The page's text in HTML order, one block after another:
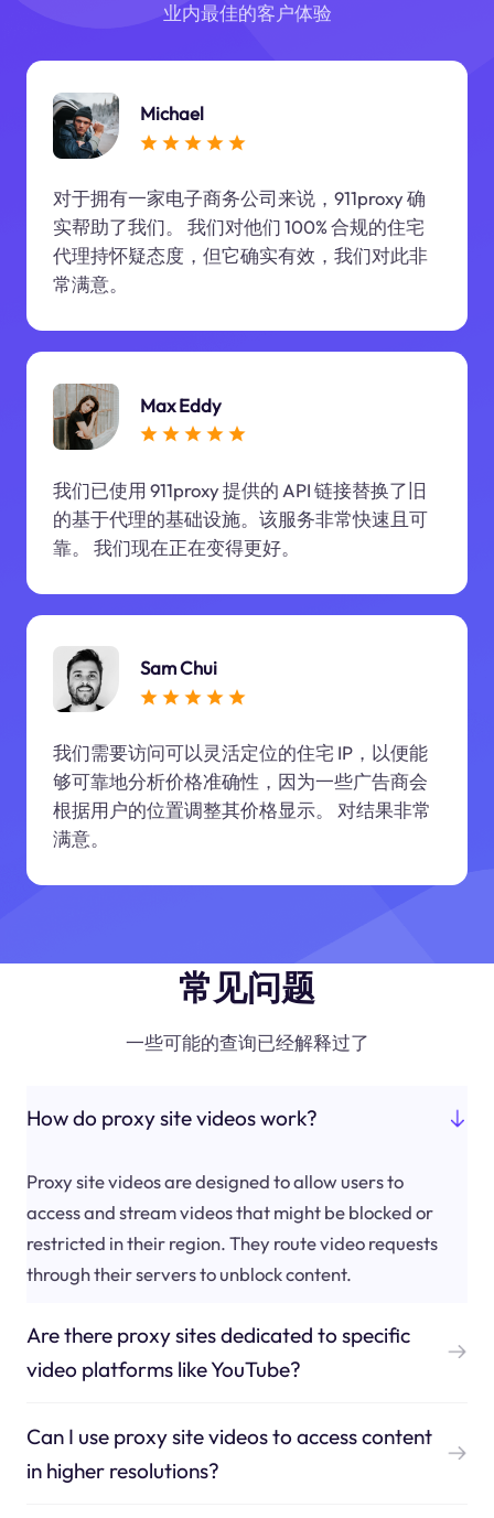
业内最佳的客户体验
Michael
对于拥有一家电子商务公司来说，911proxy 确
实帮助了我们。 我们对他们 100% 合规的住宅
代理持怀疑态度，但它确实有效，我们对此非
常满意。
Max Eddy
我们已使用 911proxy 提供的 API 链接替换了旧
的基于代理的基础设施。该服务非常快速且可
靠。 我们现在正在变得更好。
Sam Chui
我们需要访问可以灵活定位的住宅 IP，以便能
够可靠地分析价格准确性，因为一些广告商会
根据用户的位置调整其价格显示。 对结果非常
满意。
常见问题
一些可能的查询已经解释过了
How do proxy site videos work?
Proxy site videos are designed to allow users to
access and stream videos that might be blocked or
restricted in their region. They route video requests
through their servers to unblock content.
Are there proxy sites dedicated to specific
video platforms like YouTube?
Can I use proxy site videos to access content
in higher resolutions?